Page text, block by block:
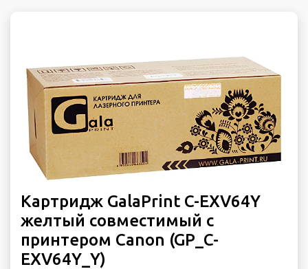
Картридж GalaPrint C-EXV64Y
желтый совместимый с
принтером Canon (GP_C-
EXV64Y_Y)